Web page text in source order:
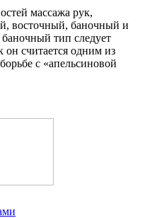
массажа рук,
восточный, баночный и
тип следует
он считается одним из
с «апельсиновой